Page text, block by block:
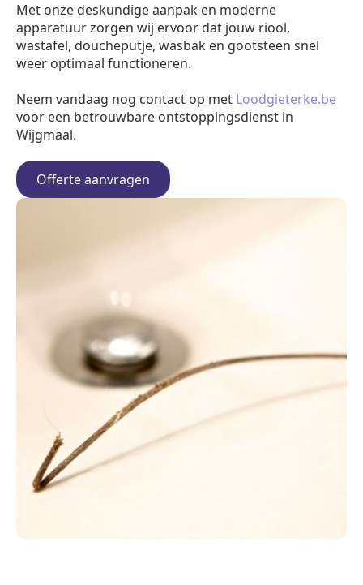
Met onze deskundige aanpak en moderne
apparatuur zorgen wij ervoor dat jouw riool,
wastafel, doucheputje, wasbak en gootsteen snel
weer optimaal functioneren.
Neem vandaag nog contact op met Loodgieterke.be
voor een betrouwbare ontstoppingsdienst in
Wijgmaal.
Offerte aanvragen